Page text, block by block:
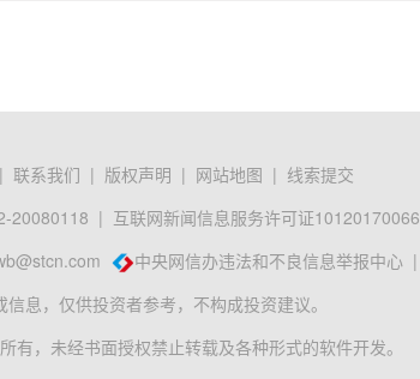
| 联系我们 | 版权声明 | 网站地图 | 线索提交
20080118 | 互联网新闻信息服务许可证10120170066
中央网信办违法和不良信息举报中心 |
息，仅供投资者参考，不构成投资建议。
有，未经书面授权禁止转载及各种形式的软件开发。